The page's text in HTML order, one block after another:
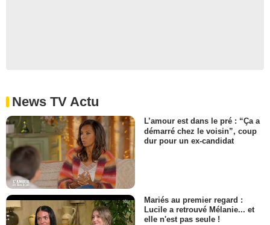
News TV Actu
L’amour est dans le pré : “Ça a
démarré chez le voisin”, coup
dur pour un ex-candidat
Mariés au premier regard :
Lucile a retrouvé Mélanie... et
elle n'est pas seule !